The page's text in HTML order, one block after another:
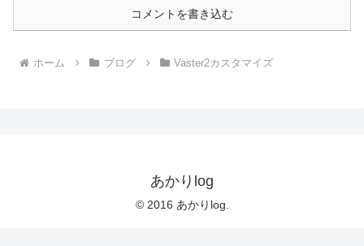
コメントを書き込む
ホーム ブログ Vaster2カスタマイズ
あかりlog
© 2016 あかりlog.